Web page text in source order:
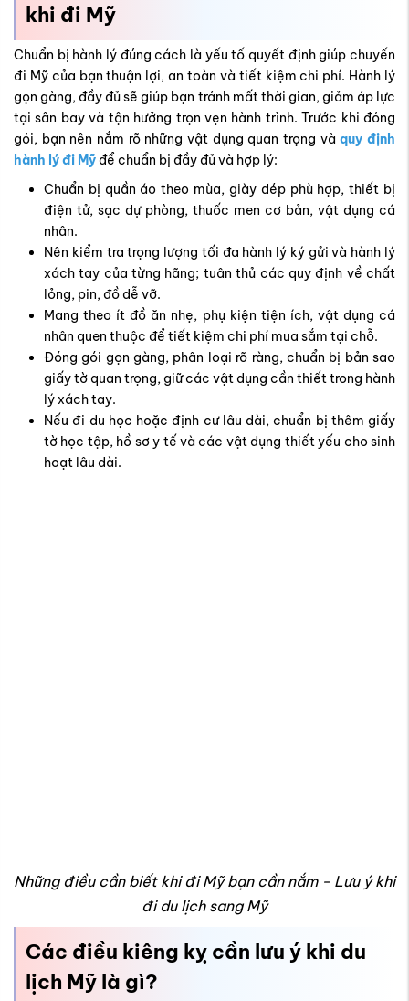
khi đi Mỹ
Chuẩn bị hành lý đúng cách là yếu tố quyết định giúp chuyến
đi Mỹ của bạn thuận lợi, an toàn và tiết kiệm chi phí. Hành lý
gọn gàng, đầy đủ sẽ giúp bạn tránh mất thời gian, giảm áp lực
tại sân bay và tận hưởng trọn vẹn hành trình. Trước khi đóng
gói, bạn nên nắm rõ những vật dụng quan trọng vàquy định
hành lý đi Mỹ để chuẩn bị đầy đủ và hợp lý:
Chuẩn bị quần áo theo mùa, giày dép phù hợp, thiết bị
điện tử, sạc dự phòng, thuốc men cơ bản, vật dụng cá
nhân.
Nên kiểm tra trọng lượng tối đa hành lý ký gửi và hành lý
xách tay của từng hãng; tuân thủ các quy định về chất
lỏng, pin, đồ dễ vỡ.
Mang theo ít đồ ăn nhẹ, phụ kiện tiện ích, vật dụng cá
nhân quen thuộc để tiết kiệm chi phí mua sắm tại chỗ.
Đóng gói gọn gàng, phân loại rõ ràng, chuẩn bị bản sao
giấy tờ quan trọng, giữ các vật dụng cần thiết trong hành
lý xách tay.
Nếu đi du học hoặc định cư lâu dài, chuẩn bị thêm giấy
tờ học tập, hồ sơ y tế và các vật dụng thiết yếu cho sinh
hoạt lâu dài.
Hiểu rõ văn hóa Mỹ và các phong tục địa phương giúp bạn
tránh những tình huống khó xử, xây dựng hình ảnh tốt và hòa
nhập dễ dàng khi du lịch, học tập hay làm việc tại Mỹ. Để
chuyến đi diễn ra suôn sẻ, bạn nên biết trước những điều
kiêng kỵ và lưu ý khi giao tiếp ở Mỹ:
Khi chào hỏi, biểu đạt ý kiến nên tránh các chủ đề nhạy